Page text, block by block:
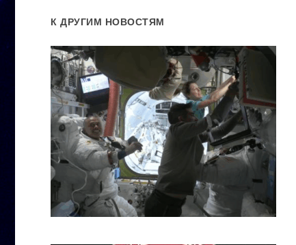
К ДРУГИМ НОВОСТЯМ